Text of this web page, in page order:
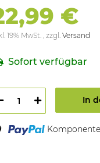
€
19% MwSt. , zzgl. Versand
Sofort verfügbar
In